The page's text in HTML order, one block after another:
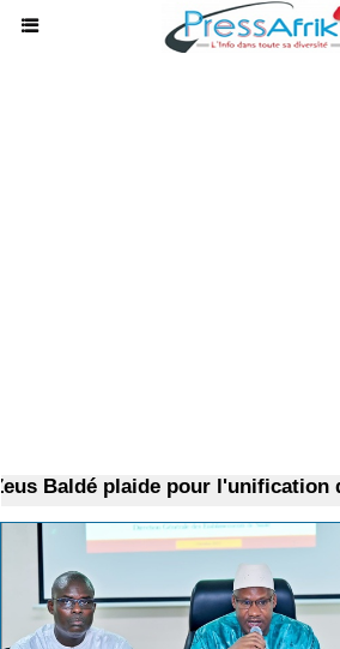
plaide pour l'unification du